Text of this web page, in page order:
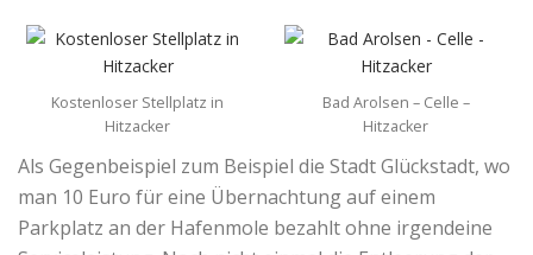
Kostenloser Stellplatz in
Hitzacker
Bad Arolsen – Celle –
Hitzacker
Als Gegenbeispiel zum Beispiel die Stadt Glückstadt, wo
man 10 Euro für eine Übernachtung auf einem
Parkplatz an der Hafenmole bezahlt ohne irgendeine